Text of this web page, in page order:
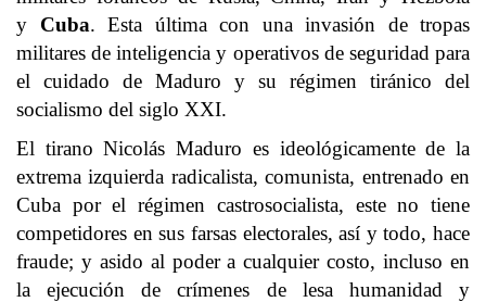
y Cuba. Esta última con una invasión de tropas
militares de inteligencia y operativos de seguridad para
el cuidado de Maduro y su régimen tiránico del
socialismo del siglo XXI.
El tirano Nicolás Maduro es ideológicamente de la
extrema izquierda radicalista, comunista, entrenado en
Cuba por el régimen castrosocialista, este no tiene
competidores en sus farsas electorales, así y todo, hace
fraude; y asido al poder a cualquier costo, incluso en
la ejecución de crímenes de lesa humanidad y